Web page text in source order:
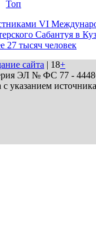
Топ
VI
Сабантуя в
27 тысяч человек
сайта | 18+
ЭЛ № ФС 77 - 44486
указанием